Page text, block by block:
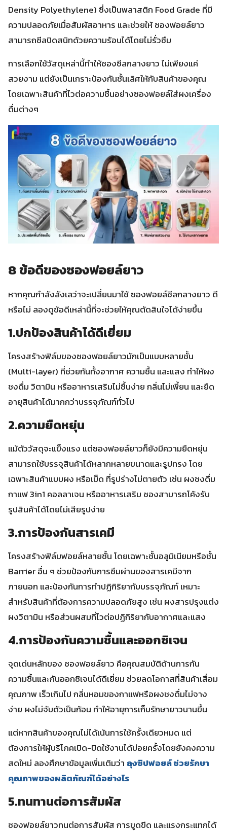
Density Polyethylene) ซึ่งเป็นพลาสติก Food Grade ที่มี
ความปลอดภัยเมื่อสัมผัสอาหาร และช่วยให้ ซองฟอยล์ยาว
สามารถซีลปิดสนิทด้วยความร้อนได้โดยไม่รั่วซึม
การเลือกใช้วัสดุเหล่านี้ทำให้ซองซีลกลางยาว ไม่เพียงแค่
สวยงาม แต่ยังเป็นเกราะป้องกันชั้นเลิศให้กับสินค้าของคุณ
โดยเฉพาะสินค้าที่ไวต่อความชื้นอย่างซองฟอยล์ใส่ผงเครื่อง
ดื่มต่างๆ
8 ข้อดีของซองฟอยล์ยาว
หากคุณกำลังลังเลว่าจะเปลี่ยนมาใช้ ซองฟอยล์ซีลกลางยาว ดี
หรือไม่ ลองดูข้อดีเหล่านี้ที่จะช่วยให้คุณตัดสินใจได้ง่ายขึ้น
1.ปกป้องสินค้าได้ดีเยี่ยม
โครงสร้างฟิล์มของซองฟอยล์ยาวมักเป็นแบบหลายชั้น
(Multi-layer) ที่ช่วยกันทั้งอากาศ ความชื้น และแสง ทำให้ผง
ชงดื่ม วิตามิน หรืออาหารเสริมไม่ชื้นง่าย กลิ่นไม่เพี้ยน และยืด
อายุสินค้าได้มากกว่าบรรจุภัณฑ์ทั่วไป
2.ความยืดหยุ่น
แม้ตัววัสดุจะแข็งแรง แต่ซองฟอยล์ยาวก็ยังมีความยืดหยุ่น
สามารถใช้บรรจุสินค้าได้หลากหลายขนาดและรูปทรง โดย
เฉพาะสินค้าแบบผง หรือเม็ด ที่รูปร่างไม่ตายตัว เช่น ผงชงดื่ม
กาแฟ 3in1 คอลลาเจน หรืออาหารเสริม ซองสามารถโค้งรับ
รูปสินค้าได้โดยไม่เสียรูปง่าย
3.การป้องกันสารเคมี
โครงสร้างฟิล์มฟอยล์หลายชั้น โดยเฉพาะชั้นอลูมิเนียมหรือชั้น
Barrier อื่น ๆ ช่วยป้องกันการซึมผ่านของสารเคมีจาก
ภายนอก และป้องกันการทำปฏิกิริยากับบรรจุภัณฑ์ เหมาะ
สำหรับสินค้าที่ต้องการความปลอดภัยสูง เช่น ผงสารปรุงแต่ง
ผงวิตามิน หรือส่วนผสมที่ไวต่อปฏิกิริยากับอากาศและแสง
4.การป้องกันความชื้นและออกซิเจน
จุดเด่นหลักของ ซองฟอยล์ยาว คือคุณสมบัติด้านการกัน
ความชื้นและกันออกซิเจนได้ดีเยี่ยม ช่วยลดโอกาสที่สินค้าเสื่อม
คุณภาพ เร็วเกินไป กลิ่นหอมของกาแฟหรือผงชงดื่มไม่จาง
ง่าย ผงไม่จับตัวเป็นก้อน ทำให้อายุการเก็บรักษายาวนานขึ้น
แต่หากสินค้าของคุณไม่ได้เน้นการใช้ครั้งเดียวหมด แต่
ต้องการให้ผู้บริโภคเปิด-ปิดใช้งานได้บ่อยครั้งโดยยังคงความ
สดใหม่ ลองศึกษาข้อมูลเพิ่มเติมว่า ถุงซิปฟอยล์ ช่วยรักษา
คุณภาพของผลิตภัณฑ์ได้อย่างไร
5.ทนทานต่อการสัมผัส
ซองฟอยล์ยาวทนต่อการสัมผัส การขูดขีด และแรงกระแทกได้